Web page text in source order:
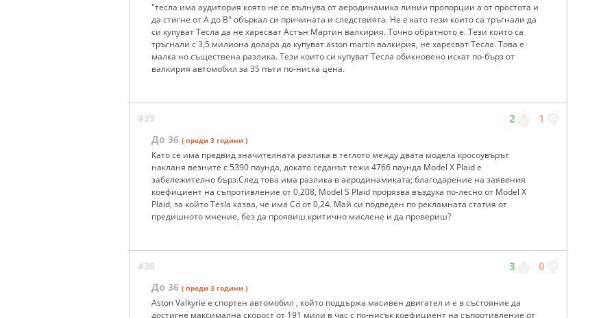
"тесла има аудитория която не се вълнува от аеродинамика линии пропорции а от простота и
да стигне от А до В" объркал си причината и следствията. Не е като тези които са тръгнали да
си купуват Тесла да не харесват Астън Мартин валкирия. Точно обратното е. Тези които са
тръгнали с 3,5 милиона долара да купуват aston martin валкирия, не харесват Тесла. Това е
малка но съществена разлика. Тези които си купуват Тесла обикновено искат по-бърз от
валкирия автомобил за 35 пъти по-ниска цена.
#39 2 1
До 36 ( преди 3 години )
Като се има предвид значителната разлика в теглото между двата модела кросоувърът
накланя везните с 5390 паунда, докато седанът тежи 4766 паунда Model X Plaid е
забележително бърз.След това има разлика в аеродинамиката; благодарение на заявения
коефициент на съпротивление от 0,208, Model S Plaid прорязва въздуха по-лесно от Model X
Plaid, за който Tesla казва, че има Cd от 0,24. Май си подведен по рекламната статия от
предишното мнение, без да проявиш критично мислене и да провериш?
#38 3 0
До 36 ( преди 3 години )
Aston Valkyrie е спортен автомобил , който поддържа масивен двигател и е в състояние да
достигне максимална скорост от 191 мили в час с по-нисък коефициент на съпротивление от